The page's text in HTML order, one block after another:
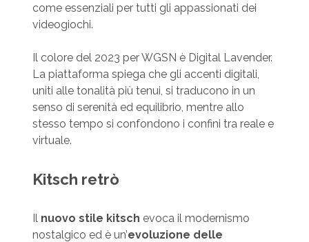
come essenziali per tutti gli appassionati dei
videogiochi.
Il colore del 2023 per WGSN è Digital Lavender.
La piattaforma spiega che gli accenti digitali,
uniti alle tonalità più tenui, si traducono in un
senso di serenità ed equilibrio, mentre allo
stesso tempo si confondono i confini tra reale e
virtuale.
Kitsch retrò
Il nuovo stile kitsch evoca il modernismo
nostalgico ed è un’evoluzione delle